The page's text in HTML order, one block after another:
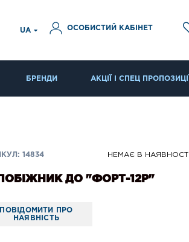
UA ОСОБИСТИЙ КАБІНЕТ
БРЕНДИ АКЦІЇ І СПЕЦ ПРОПОЗИЦІЇ
14834 НЕМАЄ В НАЯВНОСТІ
ДО "ФОРТ-12Р"
ПОВІДОМИТИ ПРО
НАЯВНІСТЬ